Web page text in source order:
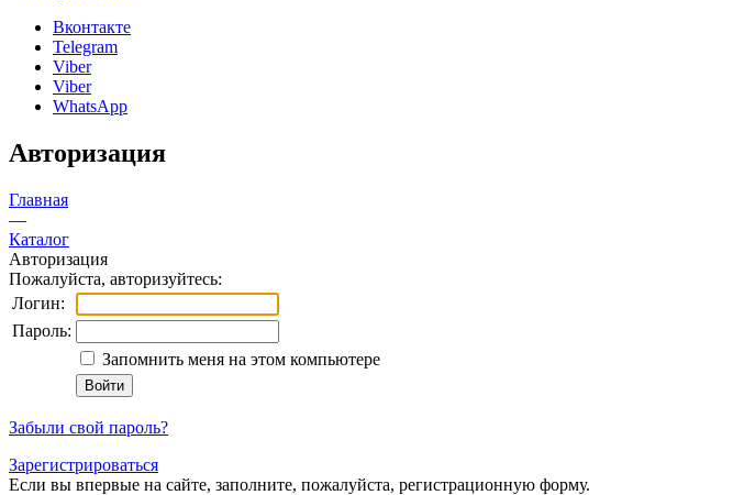
Вконтакте
Telegram
Viber
Viber
WhatsApp
Авторизация
Главная
—
Каталог
Авторизация
Пожалуйста, авторизуйтесь:
Логин:
Пароль:
Запомнить меня на этом компьютере
Забыли свой пароль?
Зарегистрироваться
Если вы впервые на сайте, заполните, пожалуйста, регистрационную форму.